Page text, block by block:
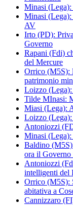
Minasi (Lega):
Minasi (Lega):
AV
Irto (PD):
Governo
Rapani (Fdi)
del Mercure
Orrico (M5S):
patrimonio
Loizzo
Tilde MInasi:
Miasi (Lega):
Loizzo
Antoniozzi
Minasi (Lega):
Baldino
ora il Governo
Antoniozzi
intelligenti del
Orrico (M5S):
abitativa a
Cannizzaro